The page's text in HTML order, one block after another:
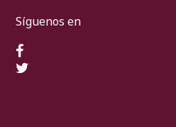
Síguenos en